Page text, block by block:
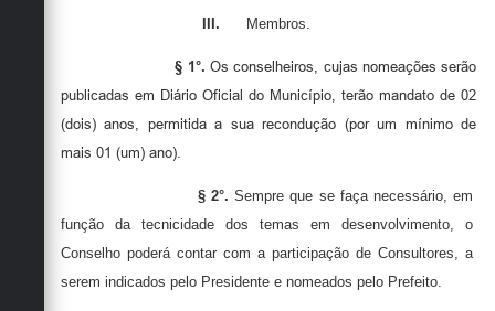
III. Membros.
§ 1°. Os conselheiros, cujas nomeações serão
publicadas em Diário Oficial do Município, terão mandato de 02
(dois) anos, permitida a sua recondução (por um mínimo de
mais 01 (um) ano).
§ 2°. Sempre que se faça necessário, em
função da tecnicidade dos temas em desenvolvimento, o
Conselho poderá contar com a participação de Consultores, a
serem indicados pelo Presidente e nomeados pelo Prefeito.